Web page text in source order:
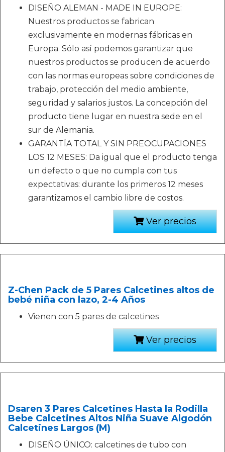
DISEÑO ALEMAN - MADE IN EUROPE:
Nuestros productos se fabrican
exclusivamente en modernas fábricas en
Europa. Sólo así podemos garantizar que
nuestros productos se producen de acuerdo
con las normas europeas sobre condiciones de
trabajo, protección del medio ambiente,
seguridad y salarios justos. La concepción del
producto tiene lugar en nuestra sede en el
sur de Alemania.
GARANTÍA TOTAL Y SIN PREOCUPACIONES
LOS 12 MESES: Da igual que el producto tenga
un defecto o que no cumpla con tus
expectativas: durante los primeros 12 meses
garantizamos el cambio libre de costos.
Ver precios
Z-Chen Pack de 5 Pares Calcetines altos de
bebé niña con lazo, 2-4 Años
Vienen con 5 pares de calcetines
Ver precios
Dsaren 3 Pares Calcetines Hasta la Rodilla
Bebe Calcetines Altos Niña Suave Algodón
Calcetines Largos (M)
DISEÑO ÚNICO: calcetines de tubo con